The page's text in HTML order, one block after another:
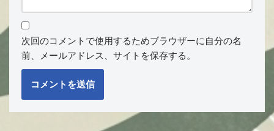
次回のコメントで使用するためブラウザーに自分の名
前、メールアドレス、サイトを保存する。